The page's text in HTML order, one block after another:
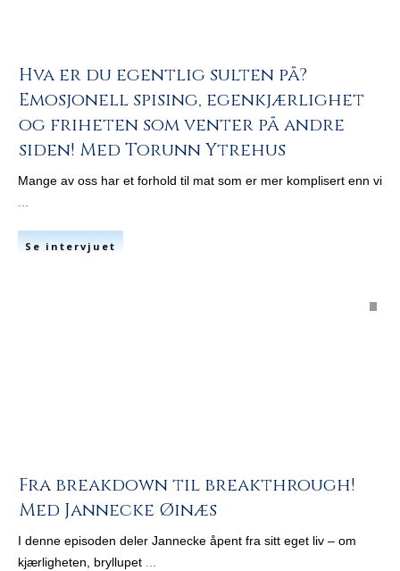
Hva er du egentlig sulten på?
Emosjonell spising, egenkjærlighet
og friheten som venter på andre
siden! Med Torunn Ytrehus
Mange av oss har et forhold til mat som er mer komplisert enn vi
Se intervjuet
Fra breakdown til breakthrough!
Med Jannecke Øinæs
I denne episoden deler Jannecke åpent fra sitt eget liv – om
kjærligheten, bryllupet